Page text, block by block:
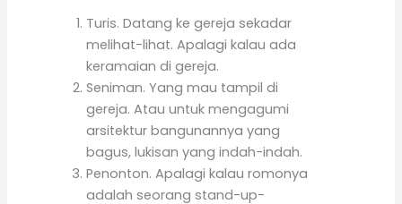
Turis. Datang ke gereja sekadar
melihat-lihat. Apalagi kalau ada
keramaian di gereja.
Seniman. Yang mau tampil di
gereja. Atau untuk mengagumi
arsitektur bangunannya yang
bagus, lukisan yang indah-indah.
Penonton. Apalagi kalau romonya
adalah seorang stand-up-